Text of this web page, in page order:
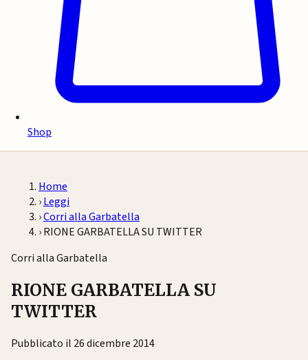
Shop
Home
›Leggi
›Corri alla Garbatella
›RIONE GARBATELLA SU TWITTER
Corri alla Garbatella
RIONE GARBATELLA SU
TWITTER
Pubblicato il 26 dicembre 2014